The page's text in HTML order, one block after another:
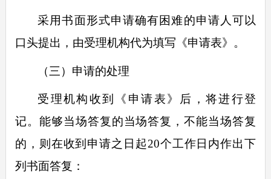
采用书面形式申请确有困难的申请人可以
口头提出，由受理机构代为填写《申请表》。
（三）申请的处理
受理机构收到《申请表》后，将进行登
记。能够当场答复的当场答复，不能当场答复
的，则在收到申请之日起20个工作日内作出下
列书面答复：